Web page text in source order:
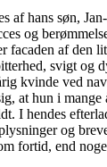
af hans søn,
og
facaden af den
svigt og
kvinde ved
at hun i
I hendes
og
fortid, end